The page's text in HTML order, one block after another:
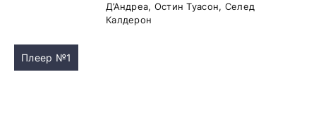
Д’Андреа, Остин Туасон, Селед
Калдерон
Плеер №1